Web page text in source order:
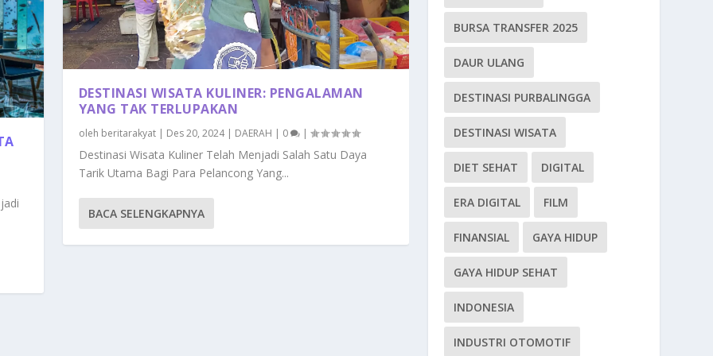
DESTINASI WISATA KULINER: PENGALAMAN
YANG TAK TERLUPAKAN
oleh beritarakyat| Des 20, 2024| DAERAH 0 |
Destinasi Wisata Kuliner Telah Menjadi Salah Satu Daya
Tarik Utama Bagi Para Pelancong Yang...
BACA SELENGKAPNYA
BURSA TRANSFER 2025
DAUR ULANG
DESTINASI PURBALINGGA
DESTINASI WISATA
DIET SEHAT DIGITAL
ERA DIGITAL FILM
FINANSIAL GAYA HIDUP
GAYA HIDUP SEHAT
INDONESIA
INDUSTRI OTOMOTIF